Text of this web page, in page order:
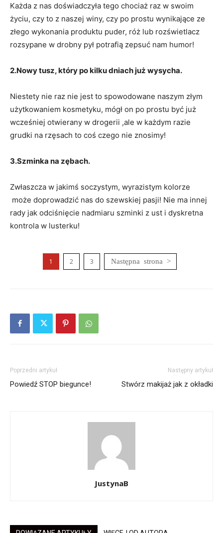
Każda z nas doświadczyła tego chociaż raz w swoim
życiu, czy to z naszej winy, czy po prostu wynikające ze
złego wykonania produktu puder, róż lub rozświetlacz
rozsypane w drobny pył potrafią zepsuć nam humor!
2.Nowy tusz, który po kilku dniach już wysycha.
Niestety nie raz nie jest to spowodowane naszym złym
użytkowaniem kosmetyku, mógł on po prostu być już
wcześniej otwierany w drogerii ,ale w każdym razie
grudki na rzęsach to coś czego nie znosimy!
3.Szminka na zębach.
Zwłaszcza w jakimś soczystym, wyrazistym kolorze
może doprowadzić nas do szewskiej pasji! Nie ma innej
rady jak odciśnięcie nadmiaru szminki z ust i dyskretna
kontrola w lusterku!
1 2 3
Poprzedni artykuł
Powiedź STOP biegunce!
Następny artykuł
Stwórz makijaż jak z okładki
JustynaB